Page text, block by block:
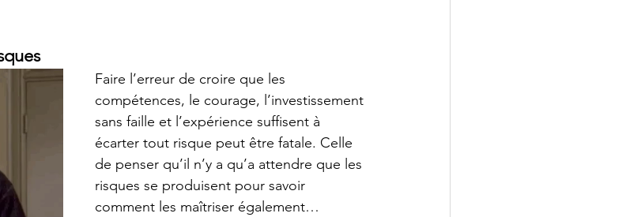
Faire l’erreur de croire que les
compétences, le courage, l’investissement
sans faille et l’expérience suffisent à
écarter tout risque peut être fatale. Celle
de penser qu’il n’y a qu’a attendre que les
risques se produisent pour savoir
comment les maîtriser également…